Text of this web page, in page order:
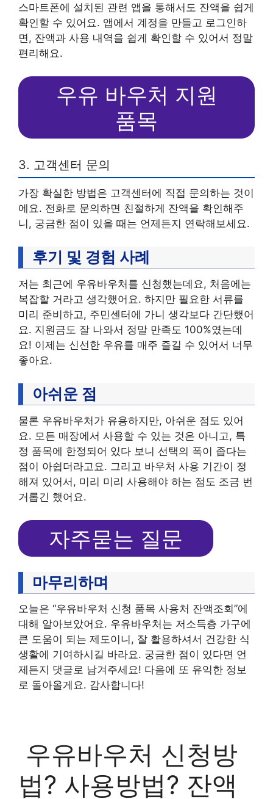
스마트폰에 설치된 관련 앱을 통해서도 잔액을 쉽게
확인할 수 있어요. 앱에서 계정을 만들고 로그인하
면, 잔액과 사용 내역을 쉽게 확인할 수 있어서 정말
편리해요.
우유 바우처 지원
품목
3. 고객센터 문의
가장 확실한 방법은 고객센터에 직접 문의하는 것이
에요. 전화로 문의하면 친절하게 잔액을 확인해주
니, 궁금한 점이 있을 때는 언제든지 연락해보세요.
후기 및 경험 사례
저는 최근에 우유바우처를 신청했는데요, 처음에는
복잡할 거라고 생각했어요. 하지만 필요한 서류를
미리 준비하고, 주민센터에 가니 생각보다 간단했어
요. 지원금도 잘 나와서 정말 만족도 100%였는데
요! 이제는 신선한 우유를 매주 즐길 수 있어서 너무
좋아요.
아쉬운 점
물론 우유바우처가 유용하지만, 아쉬운 점도 있어
요. 모든 매장에서 사용할 수 있는 것은 아니고, 특
정 품목에 한정되어 있다 보니 선택의 폭이 좁다는
점이 아쉽더라고요. 그리고 바우처 사용 기간이 정
해져 있어서, 미리 미리 사용해야 하는 점도 조금 번
거롭긴 했어요.
자주묻는 질문
마무리하며
오늘은 “우유바우처 신청 품목 사용처 잔액조회”에
대해 알아보았어요. 우유바우처는 저소득층 가구에
큰 도움이 되는 제도이니, 잘 활용하셔서 건강한 식
생활에 기여하시길 바라요. 궁금한 점이 있다면 언
제든지 댓글로 남겨주세요! 다음에 또 유익한 정보
로 돌아올게요. 감사합니다!
우유바우처 신청방
법? 사용방법? 잔액